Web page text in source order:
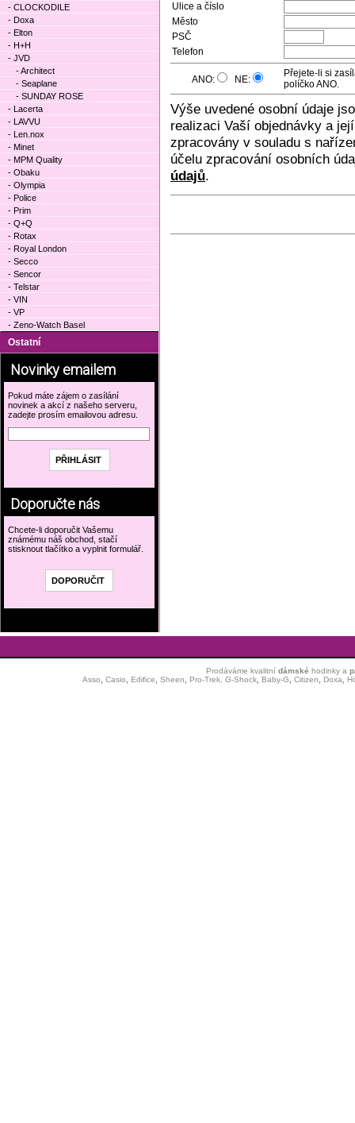
Ulice a číslo
Město
PSČ
Telefon
ANO: NE:
Přejete-li si
políčko ANO.
Výše uvedené osobní údaje
realizaci Vaší objednávky a
zpracovány v souladu s
účelu zpracování osobních
údajů.
- CLOCKODILE
- Doxa
- Elton
- H+H
- JVD
- Architect
- Seaplane
- SUNDAY ROSE
- Lacerta
- LAVVU
- Len.nox
- Minet
- MPM Quality
- Obaku
- Olympia
- Police
- Prim
- Q+Q
- Rotax
- Royal London
- Secco
- Sencor
- Telstar
- VIN
- VP
- Zeno-Watch Basel
Ostatní
Novinky emailem
Pokud máte zájem o zasílání
novinek a akcí z našeho serveru,
zadejte prosím emailovou adresu.
Doporučte nás
Chcete-li doporučit Vašemu
známému náš obchod, stačí
stisknout tlačítko a vyplnit formulář.
Prodáváme kvalitní dámské hodinkya
Asso
Casio Edifice Sheen Pro-Trek, G-Shock, Baby-G Citizen Doxa